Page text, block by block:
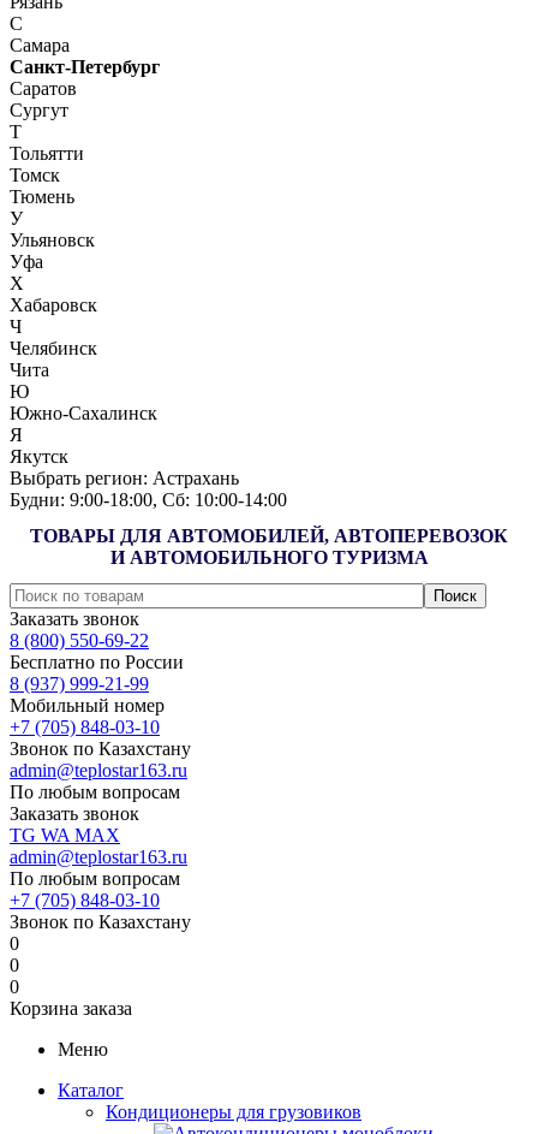
С
Самара
Санкт-Петербург
Саратов
Сургут
Т
Тольятти
Томск
Тюмень
У
Ульяновск
Уфа
Х
Хабаровск
Ч
Челябинск
Чита
Ю
Южно-Сахалинск
Я
Якутск
Выбрать регион: Астрахань
Будни: 9:00‑18:00, Сб: 10:00‑14:00
ТОВАРЫ ДЛЯ АВТОМОБИЛЕЙ, АВТОПЕРЕВОЗОК
И АВТОМОБИЛЬНОГО ТУРИЗМА
Заказать звонок
8 (800) 550-69-22
Бесплатно по России
8 (937) 999-21-99
Мобильный номер
+7 (705) 848-03-10
Звонок по Казахстану
admin@teplostar163.ru
По любым вопросам
Заказать звонок
TG WA MAX
admin@teplostar163.ru
По любым вопросам
+7 (705) 848-03-10
Звонок по Казахстану
0
0
0
Корзина заказа
Меню
Каталог
Кондиционеры для грузовиков